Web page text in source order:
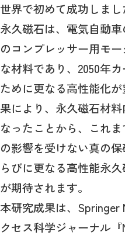
世界で初めて成功しまし
永久磁石は、電気自動
のコンプレッサー用モ
な材料であり、2050年
ために更なる高性能化
果により、永久磁石材
なったことから、これ
の影響を受けない真の
らびに更なる高性能永
が期待されます。
本研究成果は、Springer
クセス科学ジャーナル